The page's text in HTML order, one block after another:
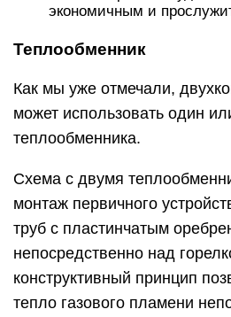
экономичным и
Теплообменник
Как мы уже отмечали,
может использовать один
теплообменника.
Схема с двумя
монтаж первичного
труб с пластинчатым
непосредственно над
конструктивный принцип
тепло газового пламени